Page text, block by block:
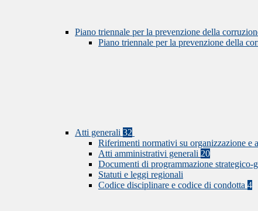
Piano triennale per la prevenzione della
Piano triennale per la prevenzione della
Atti generali 32
Riferimenti normativi su organizzazione e
Atti amministrativi generali 20
Documenti di programmazione strategico-
Statuti e leggi regionali
Codice disciplinare e codice di condotta 4